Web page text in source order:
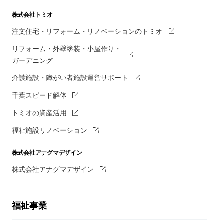
株式会社トミオ
注文住宅・リフォーム・リノベーションのトミオ
リフォーム・外壁塗装・小屋作り・
ガーデニング
介護施設・障がい者施設運営サポート
千葉スピード解体
トミオの資産活用
福祉施設リノベーション
株式会社アナグマデザイン
株式会社アナグマデザイン
福祉事業